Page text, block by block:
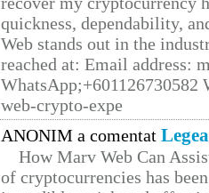
quickness, dependability,
Web stands out in the
reached at: Email address:
web-crypto-expe
ANONIM a comentat
How Marv Web Can
of cryptocurrencies has